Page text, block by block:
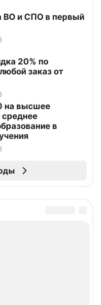
ВО и СПО в первый
20% по
заказ от
на высшее
среднее
в